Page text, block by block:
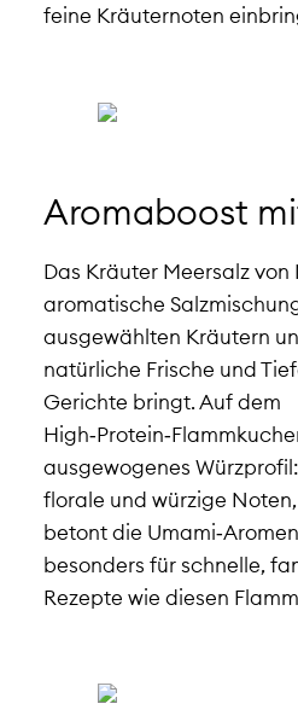
feine Kräuternoten
Aromaboost
Das Kräuter Meersalz
aromatische
ausgewählten Kräutern
natürliche Frische und
Gerichte bringt. Auf dem
ausgewogenes
florale und würzige
betont die
besonders für schnelle,
Rezepte wie diesen